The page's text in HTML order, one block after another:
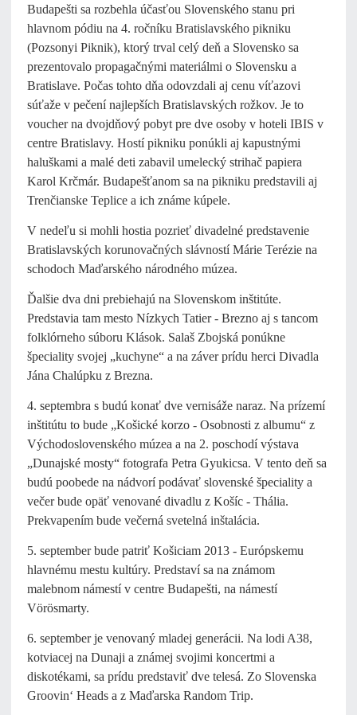
Budapešti sa rozbehla účasťou Slovenského stanu pri
hlavnom pódiu na 4. ročníku Bratislavského pikniku
(Pozsonyi Piknik), ktorý trval celý deň a Slovensko sa
prezentovalo propagačnými materiálmi o Slovensku a
Bratislave. Počas tohto dňa odovzdali aj cenu víťazovi
súťaže v pečení najlepších Bratislavských rožkov. Je to
voucher na dvojdňový pobyt pre dve osoby v hoteli IBIS v
centre Bratislavy. Hostí pikniku ponúkli aj kapustnými
haluškami a malé deti zabavil umelecký strihač papiera
Karol Krčmár. Budapešťanom sa na pikniku predstavili aj
Trenčianske Teplice a ich známe kúpele.
V nedeľu si mohli hostia pozrieť divadelné predstavenie
Bratislavských korunovačných slávností Márie Terézie na
schodoch Maďarského národného múzea.
Ďalšie dva dni prebiehajú na Slovenskom inštitúte.
Predstavia tam mesto Nízkych Tatier - Brezno aj s tancom
folklórneho súboru Klások. Salaš Zbojská ponúkne
špeciality svojej „kuchyne“ a na záver prídu herci Divadla
Jána Chalúpku z Brezna.
4. septembra s budú konať dve vernisáže naraz. Na prízemí
inštitútu to bude „Košické korzo - Osobnosti z albumu“ z
Východoslovenského múzea a na 2. poschodí výstava
„Dunajské mosty“ fotografa Petra Gyukicsa. V tento deň sa
budú poobede na nádvorí podávať slovenské špeciality a
večer bude opäť venované divadlu z Košíc - Thália.
Prekvapením bude večerná svetelná inštalácia.
5. september bude patriť Košiciam 2013 - Európskemu
hlavnému mestu kultúry. Predstaví sa na známom
malebnom námestí v centre Budapešti, na námestí
Vörösmarty.
6. september je venovaný mladej generácii. Na lodi A38,
kotviacej na Dunaji a známej svojimi koncertmi a
diskotékami, sa prídu predstaviť dve telesá. Zo Slovenska
Groovin‘ Heads a z Maďarska Random Trip.